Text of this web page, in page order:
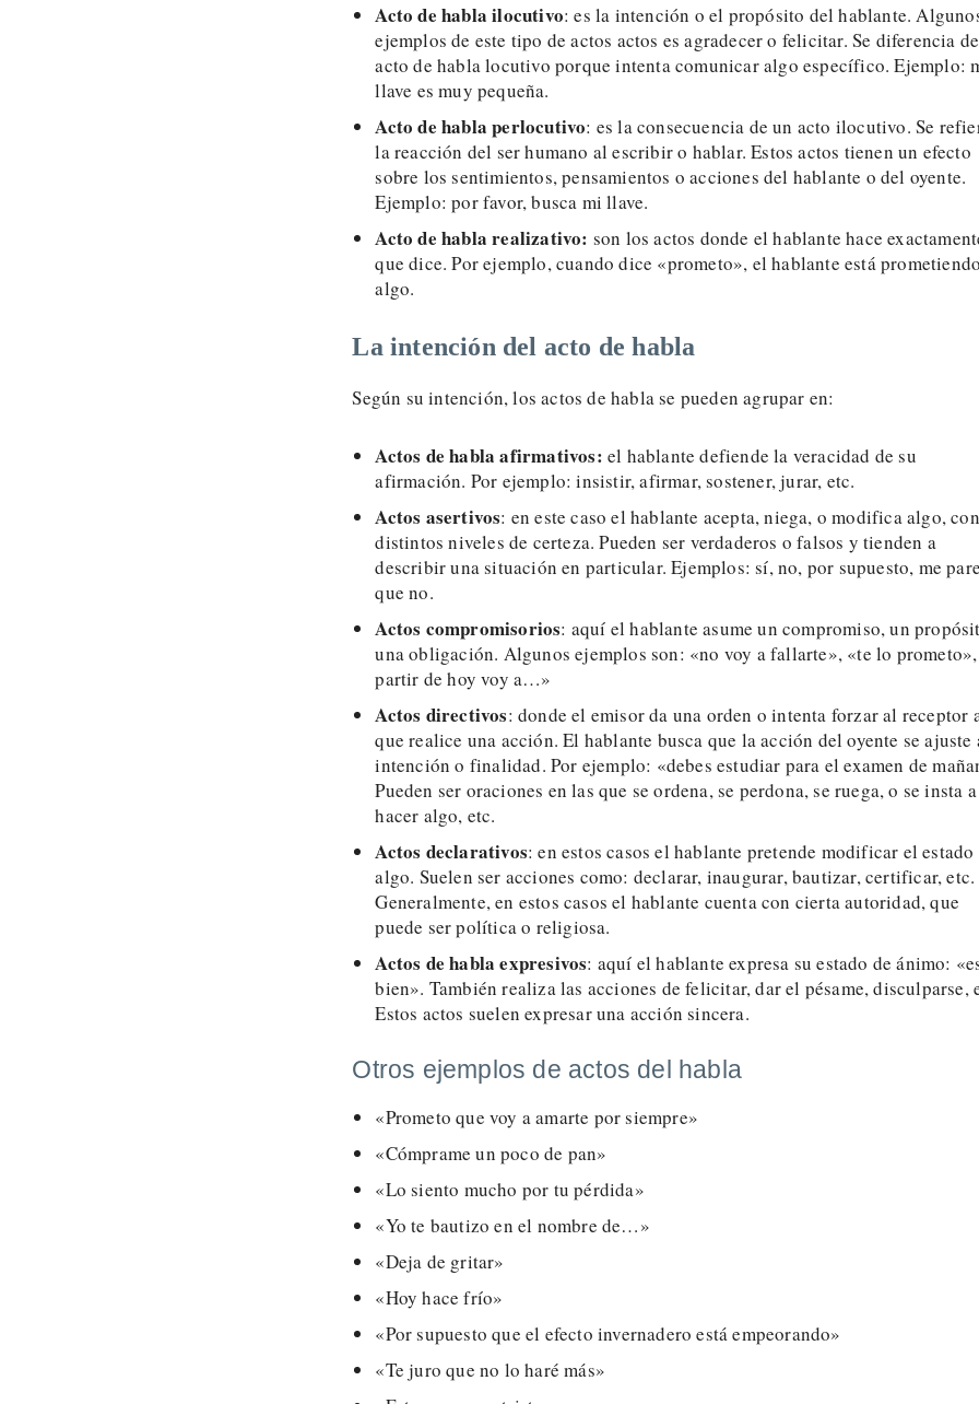
Acto de habla ilocutivo: es la intención o el propósito del hablante.
ejemplos de este tipo de actos actos es agradecer o felicitar. Se diferencia
acto de habla locutivo porque intenta comunicar algo específico. Ejemplo:
llave es muy pequeña.
Acto de habla perlocutivo: es la consecuencia de un acto ilocutivo. Se
la reacción del ser humano al escribir o hablar. Estos actos tienen un efecto
sobre los sentimientos, pensamientos o acciones del hablante o del oyente.
Ejemplo: por favor, busca mi llave.
Acto de habla realizativo: son los actos donde el hablante hace
que dice. Por ejemplo, cuando dice «prometo», el hablante está
algo.
La intención del acto de habla
Según su intención, los actos de habla se pueden agrupar en:
Actos de habla afirmativos: el hablante defiende la veracidad de su
afirmación. Por ejemplo: insistir, afirmar, sostener, jurar, etc.
Actos asertivos: en este caso el hablante acepta, niega, o modifica algo, con
distintos niveles de certeza. Pueden ser verdaderos o falsos y tienden a
describir una situación en particular. Ejemplos: sí, no, por supuesto, me
que no.
Actos compromisorios: aquí el hablante asume un compromiso, un
una obligación. Algunos ejemplos son: «no voy a fallarte», «te lo
partir de hoy voy a…»
Actos directivos: donde el emisor da una orden o intenta forzar al receptor
que realice una acción. El hablante busca que la acción del oyente se ajuste
intención o finalidad. Por ejemplo: «debes estudiar para el examen de
Pueden ser oraciones en las que se ordena, se perdona, se ruega, o se insta a
hacer algo, etc.
Actos declarativos: en estos casos el hablante pretende modificar el estado
algo. Suelen ser acciones como: declarar, inaugurar, bautizar, certificar, etc.
Generalmente, en estos casos el hablante cuenta con cierta autoridad, que
puede ser política o religiosa.
Actos de habla expresivos: aquí el hablante expresa su estado de ánimo:
bien». También realiza las acciones de felicitar, dar el pésame, disculparse,
Estos actos suelen expresar una acción sincera.
Otros ejemplos de actos del habla
«Prometo que voy a amarte por siempre»
«Cómprame un poco de pan»
«Lo siento mucho por tu pérdida»
«Yo te bautizo en el nombre de…»
«Deja de gritar»
«Hoy hace frío»
«Por supuesto que el efecto invernadero está empeorando»
«Te juro que no lo haré más»